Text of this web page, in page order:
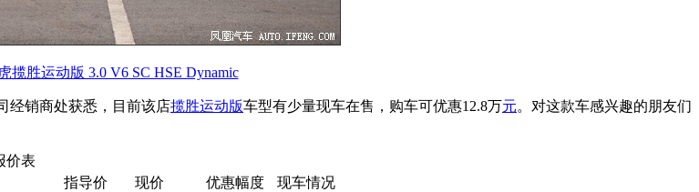
揽胜运动版 3.0 V6 SC HSE Dynamic
经销商处获悉，目前该店揽胜运动版车型有少量现车在售，购车可优惠12.8万元。对这款车感兴趣的朋友们
价表
指导价 现价 优惠幅度
现车情况